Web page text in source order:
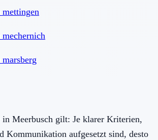
Meerbusch gilt: Je klarer Kriterien,
Kommunikation aufgesetzt sind, desto